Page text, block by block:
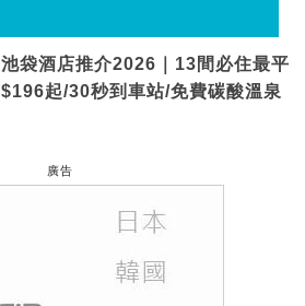
池袋酒店推介2026｜13間必住最平
$196起/30秒到車站/免費碳酸溫泉
廣告